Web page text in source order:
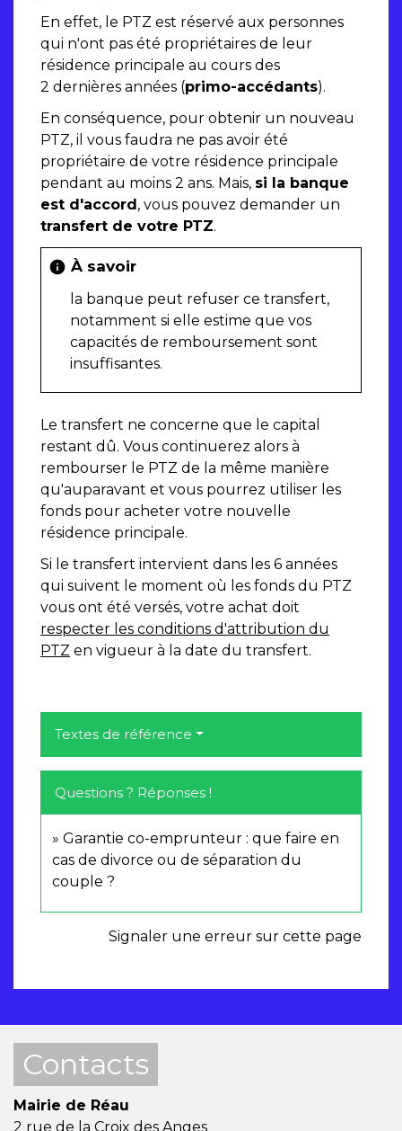
En effet, le PTZ est réservé aux personnes
qui n'ont pas été propriétaires de leur
résidence principale au cours des
2 dernières années (primo-accédants).
En conséquence, pour obtenir un nouveau
PTZ, il vous faudra ne pas avoir été
propriétaire de votre résidence principale
pendant au moins 2 ans. Mais, si la banque
est d'accord, vous pouvez demander un
transfert de votre PTZ.
info À savoir
la banque peut refuser ce transfert,
notamment si elle estime que vos
capacités de remboursement sont
insuffisantes.
Le transfert ne concerne que le capital
restant dû. Vous continuerez alors à
rembourser le PTZ de la même manière
qu'auparavant et vous pourrez utiliser les
fonds pour acheter votre nouvelle
résidence principale.
Si le transfert intervient dans les 6 années
qui suivent le moment où les fonds du PTZ
vous ont été versés, votre achat doit
respecter les conditions d'attribution du
PTZ en vigueur à la date du transfert.
Textes de référence
Questions ? Réponses !
Garantie co-emprunteur : que faire en
cas de divorce ou de séparation du
couple ?
Signaler une erreur sur cette page
Contacts
Mairie de Réau
2 rue de la Croix des Anges